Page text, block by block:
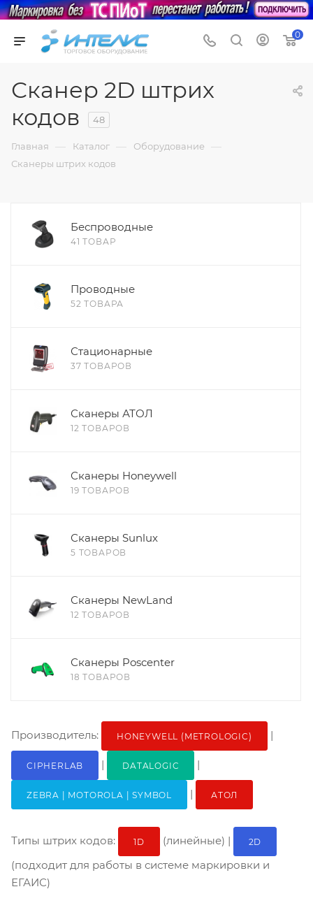
0
Сканер 2D штрих
кодов
48
Главная — Каталог — Оборудование —
Сканеры штрих кодов
Беспроводные
41 ТОВАР
Проводные
52 ТОВАРА
Стационарные
37 ТОВАРОВ
Сканеры АТОЛ
12 ТОВАРОВ
Сканеры Honeywell
19 ТОВАРОВ
Сканеры Sunlux
5 ТОВАРОВ
Сканеры NewLand
12 ТОВАРОВ
Сканеры Poscenter
18 ТОВАРОВ
Производитель: HONEYWELL (METROLOGIC) |
CIPHERLAB | DATALOGIC |
ZEBRA | MOTOROLA | SYMBOL | АТОЛ
Типы штрих кодов: 1D (линейные) | 2D
(подходит для работы в системе маркировки и
ЕГАИС)